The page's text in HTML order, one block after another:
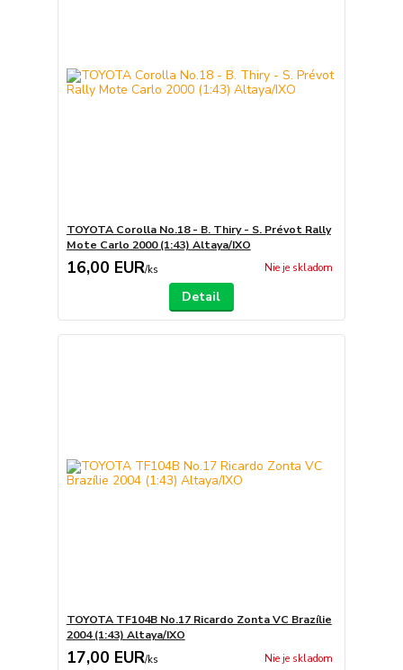
TOYOTA Corolla No.18 - B. Thiry - S. Prévot Rally
Mote Carlo 2000 (1:43) Altaya/IXO
16,00 EUR/ks Nie je skladom
Detail
TOYOTA TF104B No.17 Ricardo Zonta VC Brazílie
2004 (1:43) Altaya/IXO
17,00 EUR/ks Nie je skladom